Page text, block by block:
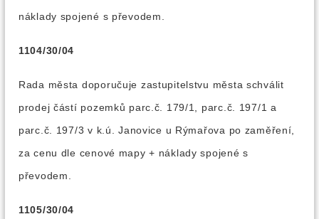
náklady spojené s převodem.
1104/30/04
Rada města doporučuje zastupitelstvu města schválit
prodej částí pozemků parc.č. 179/1, parc.č. 197/1 a
parc.č. 197/3 v k.ú. Janovice u Rýmařova po zaměření,
za cenu dle cenové mapy + náklady spojené s
převodem.
1105/30/04